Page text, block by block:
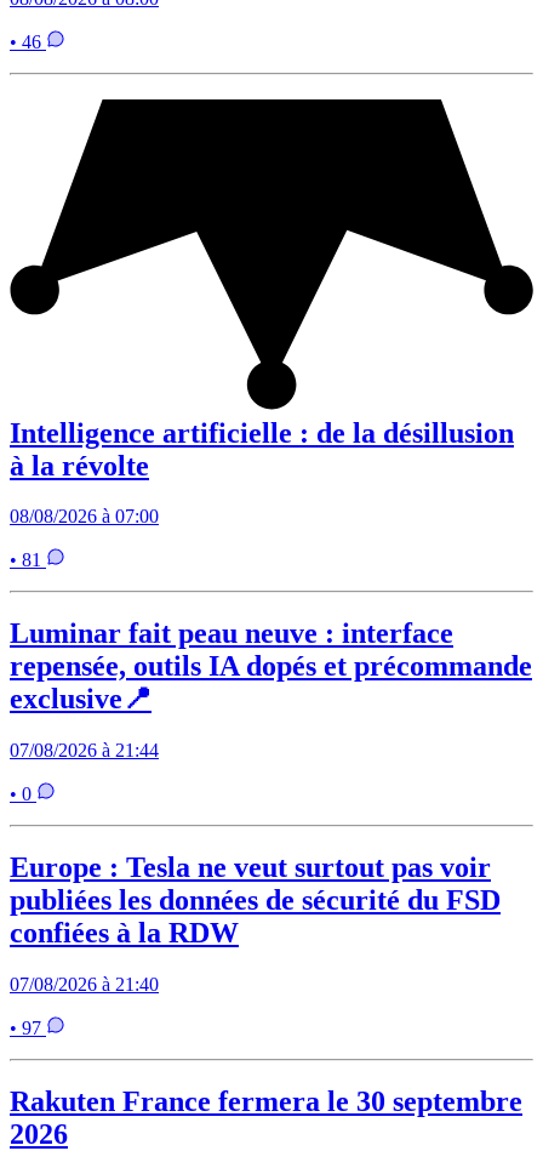
• 46
Intelligence artificielle : de la désillusion
à la révolte
08/08/2026 à 07:00
• 81
Luminar fait peau neuve : interface
repensée, outils IA dopés et précommande
exclusive📍
07/08/2026 à 21:44
• 0
Europe : Tesla ne veut surtout pas voir
publiées les données de sécurité du FSD
confiées à la RDW
07/08/2026 à 21:40
• 97
Rakuten France fermera le 30 septembre
2026